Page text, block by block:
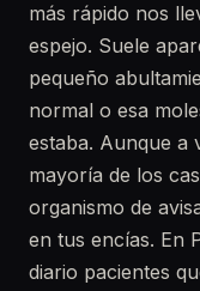
más rápido nos
espejo. Suele
pequeño
normal o esa
estaba. Aunque a
mayoría de los
organismo de
en tus encías. En
diario pacientes